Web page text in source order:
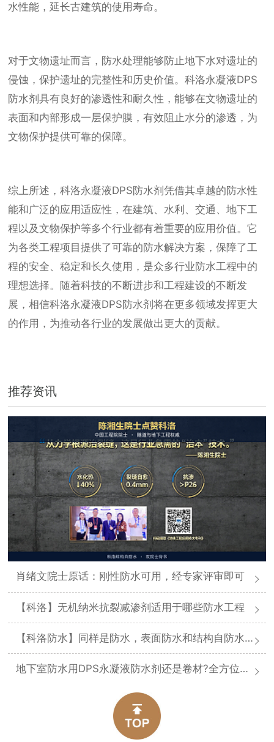
水性能，延长古建筑的使用寿命。
对于文物遗址而言，防水处理能够防止地下水对遗址的
侵蚀，保护遗址的完整性和历史价值。科洛永凝液DPS
防水剂具有良好的渗透性和耐久性，能够在文物遗址的
表面和内部形成一层保护膜，有效阻止水分的渗透，为
文物保护提供可靠的保障。
综上所述，科洛永凝液DPS防水剂凭借其卓越的防水性
能和广泛的应用适应性，在建筑、水利、交通、地下工
程以及文物保护等多个行业都有着重要的应用价值。它
为各类工程项目提供了可靠的防水解决方案，保障了工
程的安全、稳定和长久使用，是众多行业防水工程中的
理想选择。随着科技的不断进步和工程建设的不断发
展，相信科洛永凝液DPS防水剂将在更多领域发挥更大
的作用，为推动各行业的发展做出更大的贡献。
推荐资讯
肖绪文院士原话：刚性防水可用，经专家评审即可
【科洛】无机纳米抗裂减渗剂适用于哪些防水工程
【科洛防水】同样是防水，表面防水和结构自防水差在哪
地下室防水用DPS永凝液防水剂还是卷材?全方位对比分析